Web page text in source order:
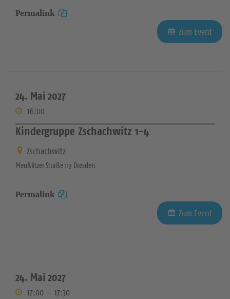
Permalink
Zum Event
24. Mai 2027
16:00
Kindergruppe Zschachwitz 1-4
Zschachwitz
Meußlitzer Straße 113 Dresden
Permalink
Zum Event
24. Mai 2027
17:00 - 17:30